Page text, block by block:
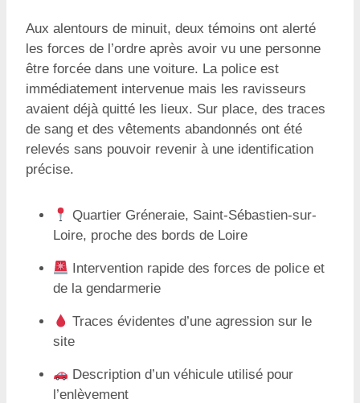
Aux alentours de minuit, deux témoins ont alerté
les forces de l’ordre après avoir vu une personne
être forcée dans une voiture. La police est
immédiatement intervenue mais les ravisseurs
avaient déjà quitté les lieux. Sur place, des traces
de sang et des vêtements abandonnés ont été
relevés sans pouvoir revenir à une identification
précise.
Quartier Gréneraie, Saint-Sébastien-sur-
Loire, proche des bords de Loire
Intervention rapide des forces de police et
de la gendarmerie
Traces évidentes d’une agression sur le
site
Description d’un véhicule utilisé pour
l’enlèvement